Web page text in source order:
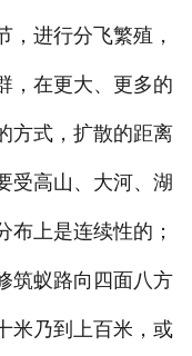
，进行分飞繁殖，
，在更大、更多的
方式，扩散的距离
受高山、大河、湖
布上是连续性的；
筑蚁路向四面八方
米乃到上百米，或